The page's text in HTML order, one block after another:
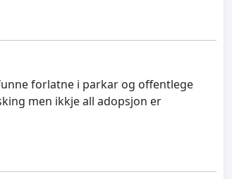
forlatne i parkar og offentlege
men ikkje all adopsjon er